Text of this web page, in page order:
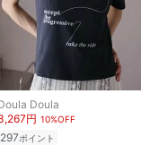
Doula
円 10%OFF
297ポイント